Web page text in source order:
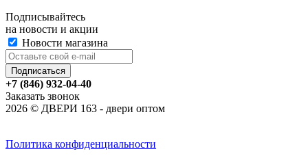
Подписывайтесь
на новости и акции
Новости магазина
+7 (846) 932-04-40
Заказать звонок
2026 © ДВЕРИ 163 - двери оптом
Политика конфиденциальности